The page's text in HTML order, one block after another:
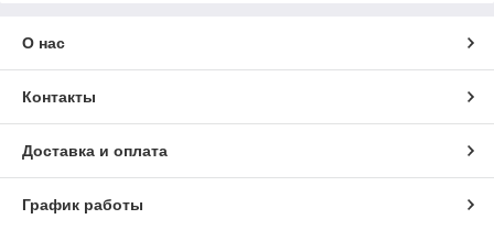
О нас
Контакты
Доставка и оплата
График работы